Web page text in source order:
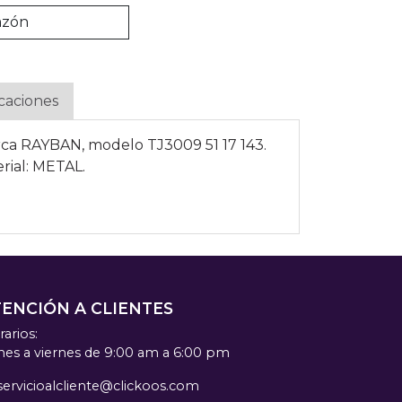
RAYBAN, modelo TJ3009 51 17 143.
METAL.
A CLIENTES
a viernes de 9:00 am a 6:00 pm